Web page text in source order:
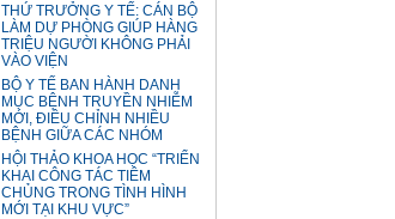
THỨ TRƯỞNG Y TẾ: CÁN BỘ
LÀM DỰ PHÒNG GIÚP HÀNG
TRIỆU NGƯỜI KHÔNG PHẢI
VÀO VIỆN
BỘ Y TẾ BAN HÀNH DANH
MỤC BỆNH TRUYỀN NHIỄM
MỚI, ĐIỀU CHỈNH NHIỀU
BỆNH GIỮA CÁC NHÓM
HỘI THẢO KHOA HỌC “TRIỂN
KHAI CÔNG TÁC TIÊM
CHỦNG TRONG TÌNH HÌNH
MỚI TẠI KHU VỰC”